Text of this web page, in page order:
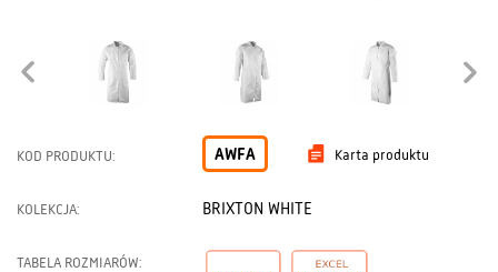
KOD PRODUKTU: AWFA Karta produktu
KOLEKCJA: BRIXTON WHITE
TABELA ROZMIARÓW: